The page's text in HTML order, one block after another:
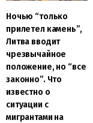
Ночью “только
прилетел камень”,
Литва вводит
чрезвычайное
положение, но “все
законно”. Что
известно о
ситуации с
мигрантами на